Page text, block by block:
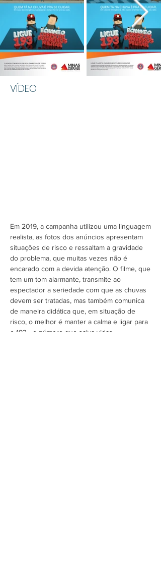
VÍDEO
Em 2019, a campanha utilizou uma linguagem
realista, as fotos dos anúncios apresentam
situações de risco e ressaltam a gravidade
do problema, que muitas vezes não é
encarado com a devida atenção. O filme, que
tem um tom alarmante, transmite ao
espectador a seriedade com que as chuvas
devem ser tratadas, mas também comunica
de maneira didática que, em situação de
risco, o melhor é manter a calma e ligar para
o 193 - o número que salva vidas.